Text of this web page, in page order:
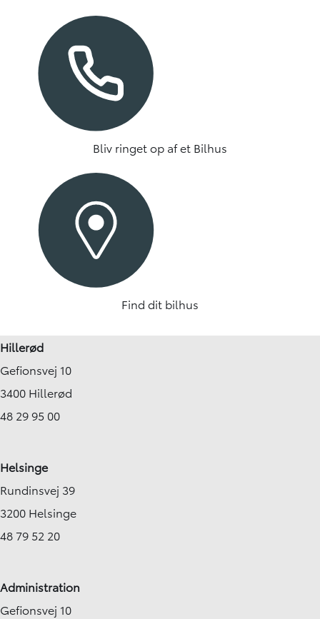
Bliv ringet op af et Bilhus
Find dit bilhus
Hillerød
Gefionsvej 10
3400 Hillerød
48 29 95 00
Helsinge
Rundinsvej 39
3200 Helsinge
48 79 52 20
Administration
Gefionsvej 10